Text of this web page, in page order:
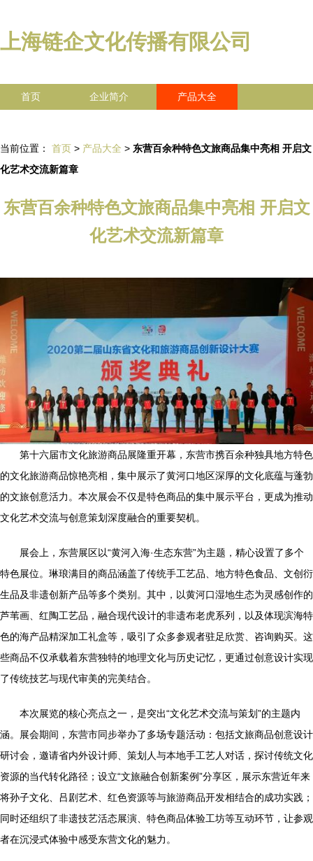
上海链企文化传播有限公司
首页 企业简介 产品大全
当前位置： 首页 > 产品大全 > 东营百余种特色文旅商品集中亮相 开启文
化艺术交流新篇章
东营百余种特色文旅商品集中亮相 开启文
化艺术交流新篇章
第十六届市文化旅游商品展隆重开幕，东营市携百余种独具地方特色
的文化旅游商品惊艳亮相，集中展示了黄河口地区深厚的文化底蕴与蓬勃
的文旅创意活力。本次展会不仅是特色商品的集中展示平台，更成为推动
文化艺术交流与创意策划深度融合的重要契机。
展会上，东营展区以“黄河入海·生态东营”为主题，精心设置了多个
特色展位。琳琅满目的商品涵盖了传统手工艺品、地方特色食品、文创衍
生品及非遗创新产品等多个类别。其中，以黄河口湿地生态为灵感创作的
芦苇画、红陶工艺品，融合现代设计的非遗布老虎系列，以及体现滨海特
色的海产品精深加工礼盒等，吸引了众多参观者驻足欣赏、咨询购买。这
些商品不仅承载着东营独特的地理文化与历史记忆，更通过创意设计实现
了传统技艺与现代审美的完美结合。
本次展览的核心亮点之一，是突出“文化艺术交流与策划”的主题内
涵。展会期间，东营市同步举办了多场专题活动：包括文旅商品创意设计
研讨会，邀请省内外设计师、策划人与本地手工艺人对话，探讨传统文化
资源的当代转化路径；设立“文旅融合创新案例”分享区，展示东营近年来
将孙子文化、吕剧艺术、红色资源等与旅游商品开发相结合的成功实践；
同时还组织了非遗技艺活态展演、特色商品体验工坊等互动环节，让参观
者在沉浸式体验中感受东营文化的魅力。